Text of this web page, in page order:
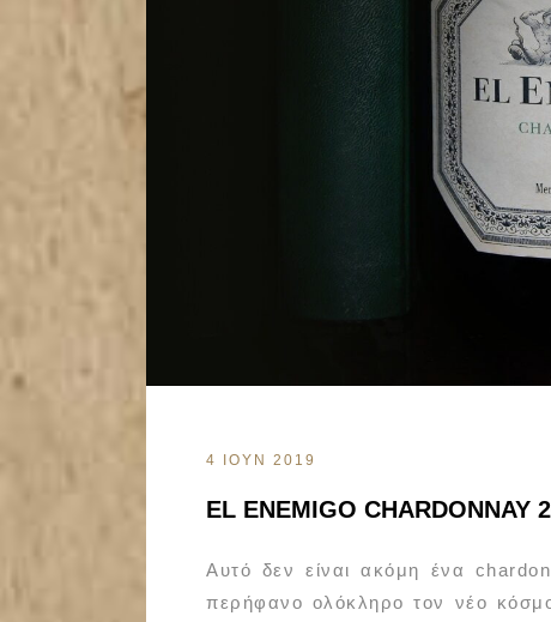
4 ΙΟΥΝ 2019
EL ENEMIGO CHARDONNAY
Αυτό δεν είναι ακόμη ένα
περήφανο ολόκληρο τον νέο